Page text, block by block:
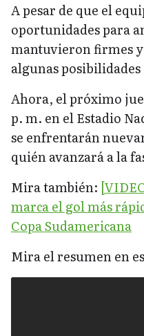
A pesar de que el
oportunidades para
mantuvieron firmes
algunas
Ahora, el próximo
p. m. en el Estadio
se enfrentarán
quién avanzará a la
Mira también:
marca el gol más
Copa Sudamericana
Mira el resumen en